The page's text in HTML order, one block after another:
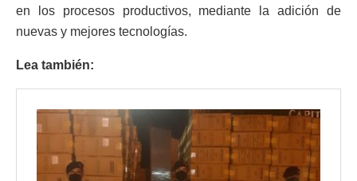
en los procesos productivos, mediante la adición de
nuevas y mejores tecnologías.
Lea también: